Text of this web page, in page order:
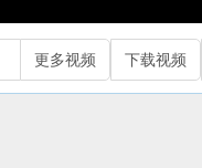
更多视频 下载视频